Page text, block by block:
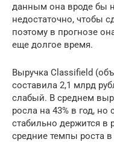
данным она вроде бы
недостаточно, чтобы
поэтому в прогнозе
еще долгое время.
Выручка Classifield
составила 2,1 млрд
слабый. В среднем
росла на 43% в год,
стабильно держится в
средние темпы роста